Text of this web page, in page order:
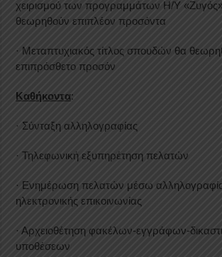
χειρισμού των προγραμμάτων Η/Υ
θεωρηθούν επιπλέον προσόντα
· Μεταπτυχιακός τίτλος σπουδών θα
επιπρόσθετο προσόν
Καθήκοντα:
· Σύνταξη αλληλογραφίας
· Τηλεφωνική εξυπηρέτηση πελατών
· Ενημέρωση πελατών μέσω
ηλεκτρονικής επικοινωνίας
· Αρχειοθέτηση φακέλων-εγγράφων-
υποθέσεων